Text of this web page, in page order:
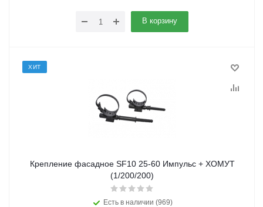
В корзину
ХИТ
Крепление фасадное SF10 25-60 Импульс + ХОМУТ
(1/200/200)
Есть в наличии (969)